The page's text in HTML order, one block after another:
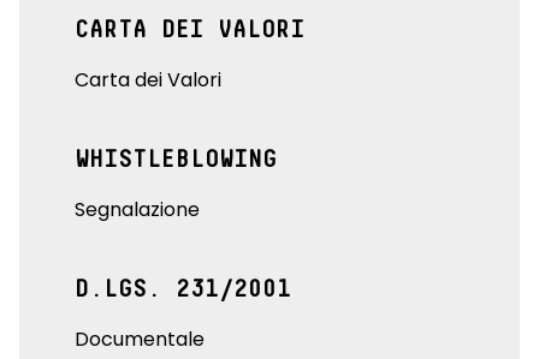
CARTA DEI VALORI
Carta dei Valori
WHISTLEBLOWING
Segnalazione
D.LGS. 231/2001
Documentale